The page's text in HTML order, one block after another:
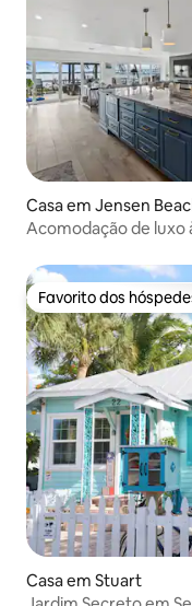
Casa em Jensen
Acomodação de luxo
Favorito dos
Favorito dos
Casa em Stuart